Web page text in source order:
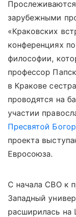
зарубежными
«Краковских
конференциях
философии,
профессор
в Кракове
проводятся на
участии
Пресвятой
проекта
Евросоюза.
С начала СВО к
Западный
расширилась на